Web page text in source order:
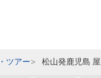
ツアー 松山発鹿児島